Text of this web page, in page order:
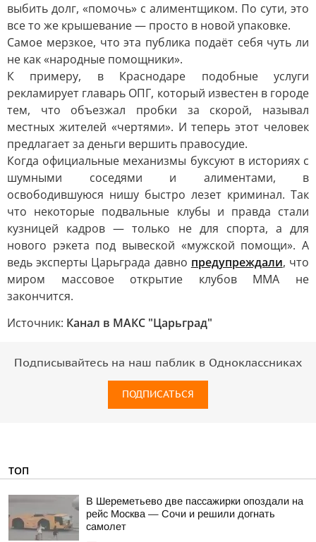
выбить долг, «помочь» с алиментщиком. По сути, это
все то же крышевание — просто в новой упаковке.
Самое мерзкое, что эта публика подаёт себя чуть ли
не как «народные помощники».
К примеру, в Краснодаре подобные услуги
рекламирует главарь ОПГ, который известен в городе
тем, что объезжал пробки за скорой, называл
местных жителей «чертями». И теперь этот человек
предлагает за деньги вершить правосудие.
Когда официальные механизмы буксуют в историях с
шумными соседями и алиментами, в
освободившуюся нишу быстро лезет криминал. Так
что некоторые подвальные клубы и правда стали
кузницей кадров — только не для спорта, а для
нового рэкета под вывеской «мужской помощи». А
ведь эксперты Царьграда давно предупреждали, что
миром массовое открытие клубов ММА не
закончится.
Источник: Канал в МАКС "Царьград"
Подписывайтесь на наш паблик в Одноклассниках
ПОДПИСАТЬСЯ
ТОП
В Шереметьево две пассажирки опоздали на
рейс Москва — Сочи и решили догнать
самолет